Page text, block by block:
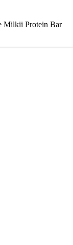
Milkii Protein Bar